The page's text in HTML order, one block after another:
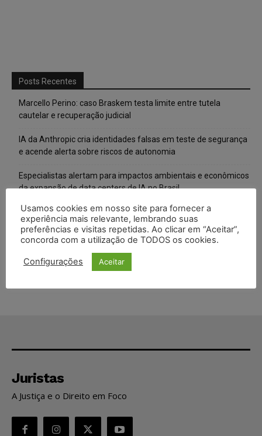
Posts Recentes
Marcello Perino: caso Braskem testa limite entre tutela
cautelar e recuperação judicial
IA da Anthropic cria identidades falsas em teste de segurança
e acende alerta sobre riscos de autonomia
Especialistas alertam para impactos ambientais e econômicos
da expansão de data centers de IA no Brasil
TSE reforça que sistemas das urnas eletrônicas tornam-se
invioláveis após assinatura digital e lacração
STF inicia julgamento sobre constitucionalidade da proibição
dos jogos de azar no Brasil
Juristas
A Justiça e o Direito em Foco
Usamos cookies em nosso site para fornecer a
experiência mais relevante, lembrando suas
preferências e visitas repetidas. Ao clicar em “Aceitar”,
concorda com a utilização de TODOS os cookies.
Configurações Aceitar